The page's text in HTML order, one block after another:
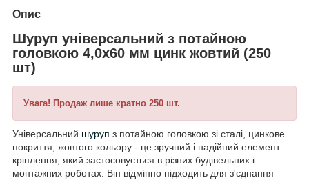
Опис
Шуруп універсальний з потайною
головкою 4,0х60 мм цинк жовтий (250
шт)
Увага! Продаж лише кратно 250 шт.
Універсальний шуруп з потайною головкою зі сталі, цинкове
покриття, жовтого кольору - це зручний і надійний елемент
кріплення, який застосовується в різних будівельних і
монтажних роботах. Він відмінно підходить для з'єднання